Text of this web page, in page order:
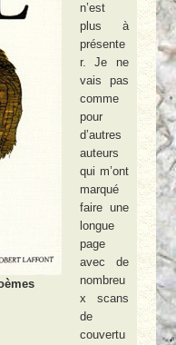
n’est
plus à
présente
r. Je ne
vais pas
comme
pour
d’autres
auteurs
qui m’ont
marqué
faire une
longue
page
avec de
nombreu
x scans
de
couvertu